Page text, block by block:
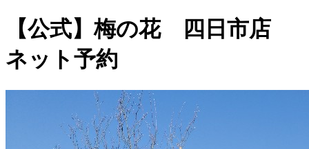
【公式】梅の花 四日市店
ネット予約